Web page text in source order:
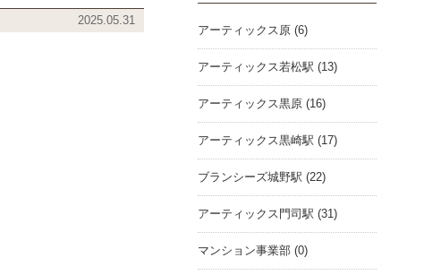
2025.05.31
アーティックス原 (6)
アーティックス若松駅 (13)
アーティックス黒原 (16)
アーティックス黒崎駅 (17)
ブランシーズ城野駅 (22)
アーティックス門司駅 (31)
マンション事業部 (0)